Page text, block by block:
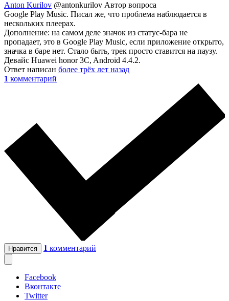
Anton Kurilov @antonkurilov Автор вопроса
Google Play Music. Писал же, что проблема наблюдается в
нескольких плеерах.
Дополнение: на самом деле значок из статус-бара не
пропадает, это в Google Play Music, если приложение открыто,
значка в баре нет. Стало быть, трек просто ставится на паузу.
Девайс Huawei honor 3C, Android 4.4.2.
Ответ написан более трёх лет назад
1 комментарий
Нравится 1 комментарий
Facebook
Вконтакте
Twitter